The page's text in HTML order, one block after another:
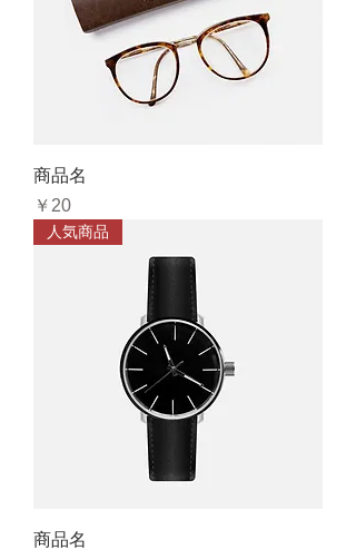
商品名
価格
￥20
人気商品
商品名